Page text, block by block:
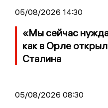
05/08/2026 14:30
«Мы сейчас
как в Орле
Сталина
05/08/2026 08:30